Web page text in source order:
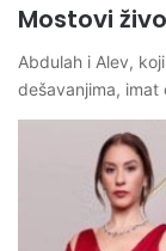
Mostovi
Abdulah i Alev,
dešavanjima,